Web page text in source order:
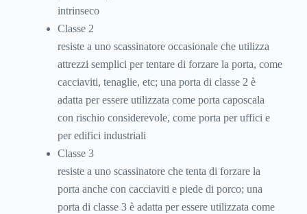
intrinseco
Classe 2
resiste a uno scassinatore occasionale che utilizza
attrezzi semplici per tentare di forzare la porta, come
cacciaviti, tenaglie, etc; una porta di classe 2 è
adatta per essere utilizzata come porta caposcala
con rischio considerevole, come porta per uffici e
per edifici industriali
Classe 3
resiste a uno scassinatore che tenta di forzare la
porta anche con cacciaviti e piede di porco; una
porta di classe 3 è adatta per essere utilizzata come